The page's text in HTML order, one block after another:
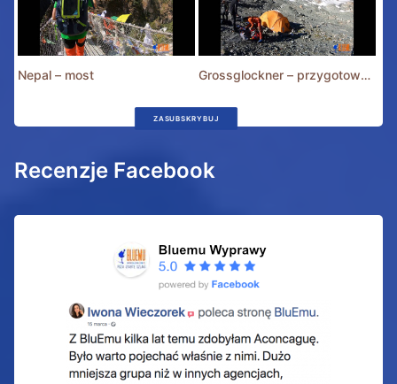
Nepal – most Grossglockner – przygotowania
ZASUBSKRYBUJ
Recenzje Facebook